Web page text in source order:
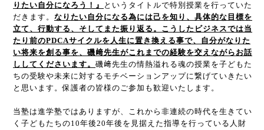
りたい自分になろう！』
というタイトルで特別授業を行っていた
だきます。 なりたい自分になる為には己を知り、具体的な目標を
立て、行動する、そしてまた振り返る。こうしたビジネスでは当
たり前のPDCAサイクルを人生に置き換える事で、自分がなりた
い将来を創る事を、磯﨑先生がこれまでの経験を交えながらお話
ししてくださいます。 磯﨑先生の情熱溢れる魂の授業を子どもた
ちの受験や未来に対するモチベーションアップに繋げていきたい
と思います。保護者の皆様のご参加も歓迎いたします。
当塾は進学塾ではありますが、これから非連続の時代を生きてい
く子どもたちの10年後20年後を見据えた指導を行っている人財